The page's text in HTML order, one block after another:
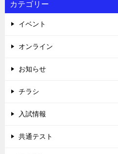
カテゴリー
イベント
オンライン
お知らせ
チラシ
入試情報
共通テスト